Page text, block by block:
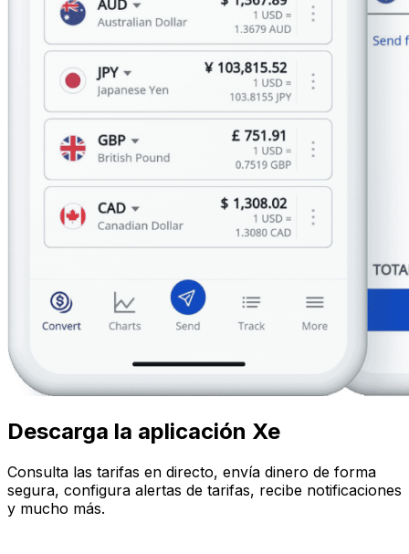
Descarga la aplicación Xe
Consulta las tarifas en directo, envía dinero de forma
segura, configura alertas de tarifas, recibe notificaciones
y mucho más.